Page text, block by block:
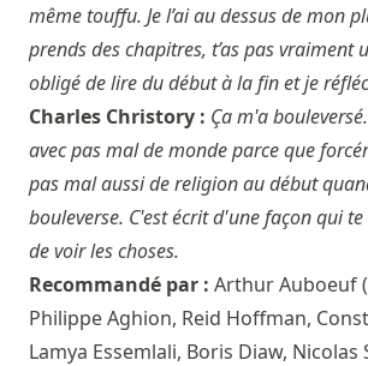
même touffu. Je l’ai au dessus de mon
prends des chapitres, t’as pas vraiment
obligé de lire du début à la fin et je
Charles Christory : Ça m'a
avec pas mal de monde parce que
pas mal aussi de religion au début
bouleverse. C'est écrit d'une façon qui
de voir les choses.
Recommandé par : Arthur Auboeuf
Philippe Aghion, Reid Hoffman,
Lamya Essemlali, Boris Diaw, Nicolas